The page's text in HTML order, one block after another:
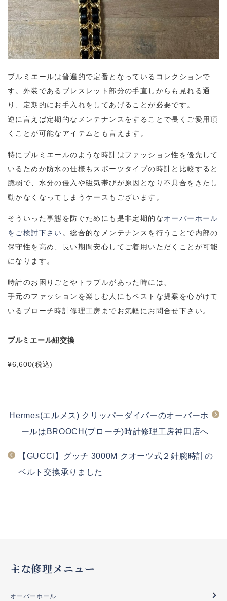
プルミエールは普遍的で定番となっているコレクションで
す。外装であるブレスレット部分の手直しからも見れる通
り、定期的にお手入れをしてあげることが必要です。
逆に言えば定期的なメンテナンスをすることで長くご愛用頂
くことが可能なアイテムとも言えます。
特にプルミエールのような時計はファッション性を優先して
いるためか防水の仕様もスポーツタイプの時計と比較すると
脆弱で、水分の侵入や磁気帯びが原因となり不具合をきたし
動かなくなってしまうケースもございます。
そういった事態を防ぐためにも是非定期的なオーバーホール
をご検討下さい。総合的なメンテナンスを行うことで内部の
保守性を高め、長い期間安心してご着用いただくことが可能
になります。
時計のお困りごとやトラブルがあった時には、
手元のファッションを楽しむ人にもベストな提案を心がけて
いるブローチ時計修理工房までお気軽にお問合せ下さい。
プルミエール紐交換
¥6,600(税込)
Hermes(エルメス) クリッパーダイバーのオーバーホ
ールはBROOCH(ブローチ)時計修理工房神田店へ
【GUCCI】グッチ 3000M クオーツ式２針腕時計の
ベルト交換承りました
主な修理メニュー
オーバーホール